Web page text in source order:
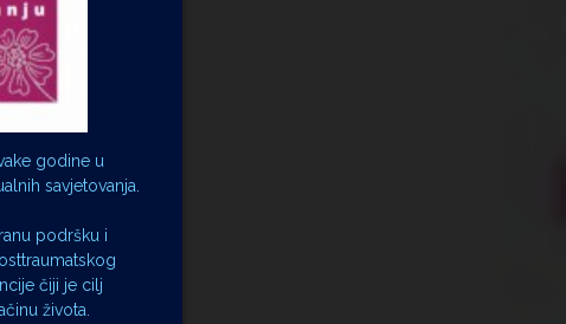
godine u
savjetovanja.
podršku i
čiji je cilj
života.